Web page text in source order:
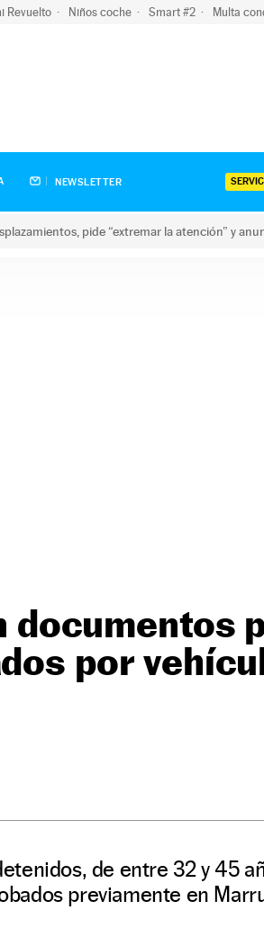
Revuelto Niños coche Smart #2 Multa
NEWSLETTER
pide “extremar la atención” y
por
de entre 32 y 45
previamente en